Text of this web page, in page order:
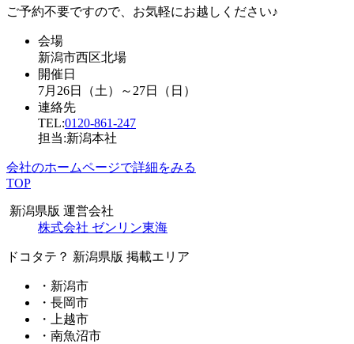
ご予約不要ですので、お気軽にお越しください♪
会場
新潟市西区北場
開催日
7月26日（土）～27日（日）
連絡先
TEL:0120-861-247
担当:新潟本社
会社のホームページで詳細をみる
TOP
新潟県版 運営会社
株式会社 ゼンリン東海
ドコタテ？ 新潟県版 掲載エリア
・新潟市
・長岡市
・上越市
・南魚沼市